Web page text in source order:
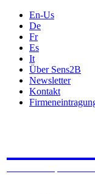
En-Us
De
Fr
Es
It
Über Sens2B
Newsletter
Kontakt